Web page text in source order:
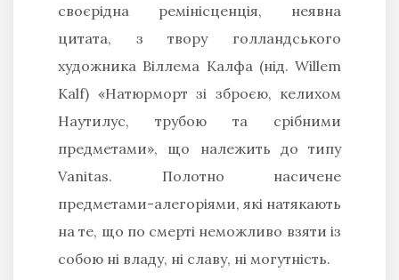
своєрідна ремінісценція, неявна
цитата, з твору голландського
художника Віллема Калфа (нід. Willem
Kalf) «Натюрморт зі зброєю, келихом
Наутилус, трубою та срібними
предметами», що належить до типу
Vanitas. Полотно насичене
предметами-алегоріями, які натякають
на те, що по смерті неможливо взяти із
собою ні владу, ні славу, ні могутність.